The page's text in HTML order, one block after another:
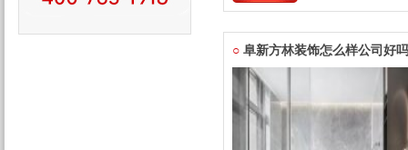
○ 阜新方林装饰怎么样公司好